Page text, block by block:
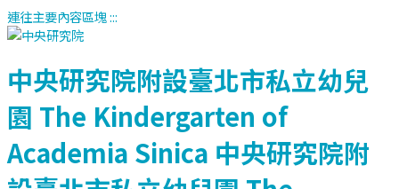
連往主要內容區塊:::
中央研究院附設臺北市私立幼兒
園 The Kindergarten of
Academia Sinica 中央研究院附